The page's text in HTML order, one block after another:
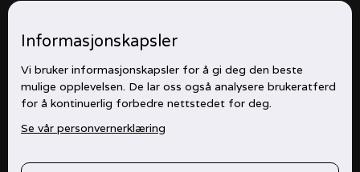
Informasjonskapsler
Vi bruker informasjonskapsler for å gi deg den beste
mulige opplevelsen. De lar oss også analysere brukeratferd
for å kontinuerlig forbedre nettstedet for deg.
Se vår personvernerklæring
Mandag
07:00 - 16:00
Onsdag
Fredag
07:00 - 16:00